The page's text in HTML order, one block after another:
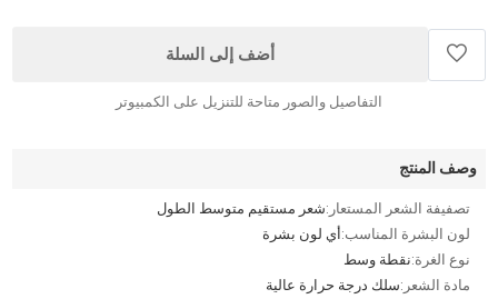
أضف إلى السلة
التفاصيل والصور متاحة للتنزيل على الكمبيوتر
وصف المنتج
تصفيفة الشعر المستعار:شعر مستقيم متوسط الطول
لون البشرة المناسب:أي لون بشرة
نوع الغرة:نقطة وسط
مادة الشعر:سلك درجة حرارة عالية